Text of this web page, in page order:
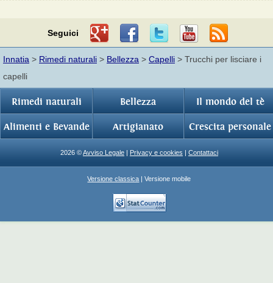
Seguici
Innatia > Rimedi naturali > Bellezza > Capelli > Trucchi per lisciare i
capelli
Rimedi naturali Bellezza Il mondo del tè
Alimenti e Bevande Artigianato Crescita personale
2026 ©Avviso Legale Privacy e cookies Contattaci
Versione classica | Versione mobile